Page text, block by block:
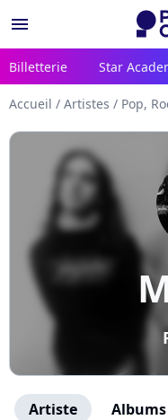
menu
Billetterie Star
Accueil / Artistes / Pop,
Artiste